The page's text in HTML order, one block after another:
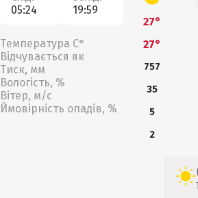
05:24
19:59
Температура С°
Відчувається як
Тиск, мм
Вологість, %
Вітер, м/с
Ймовірність опадів, %
27°
27°
757
35
5
2